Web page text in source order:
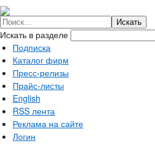
Искать в разделе
Подписка
Каталог фирм
Пресс-релизы
Прайс-листы
English
RSS лента
Реклама на сайте
Логин